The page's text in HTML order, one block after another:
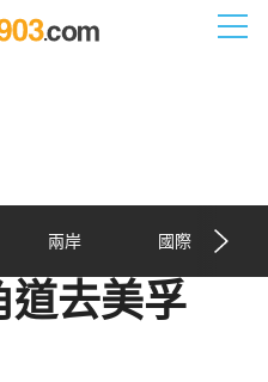
兩岸 國際
道去美孚